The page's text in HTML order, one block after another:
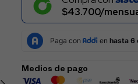
$43.700/
Medios de pago